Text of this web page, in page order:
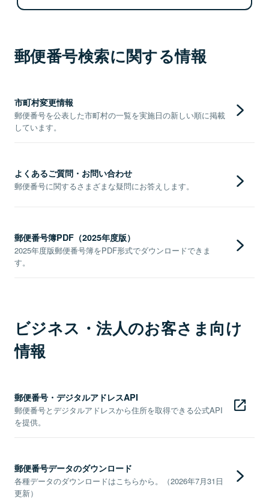
郵便番号検索に関する情報
市町村変更情報
郵便番号を公表した市町村の一覧を実施日の新しい順に掲載
しています。
よくあるご質問・お問い合わせ
郵便番号に関するさまざまな疑問にお答えします。
郵便番号簿PDF（2025年度版）
2025年度版郵便番号簿をPDF形式でダウンロードできま
す。
ビジネス・法人のお客さま向け
情報
郵便番号・デジタルアドレスAPI
郵便番号とデジタルアドレスから住所を取得できる公式API
を提供。
郵便番号データのダウンロード
各種データのダウンロードはこちらから。（2026年7月31日
更新）